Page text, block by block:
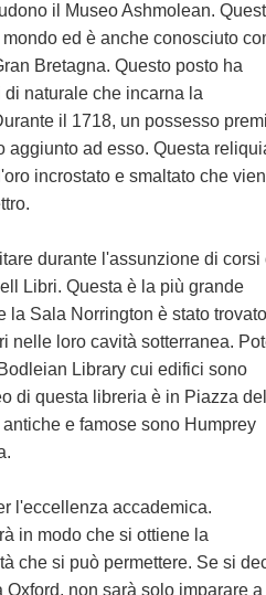
il Museo Ashmolean.
ed è anche conosciuto
Bretagna. Questo posto ha
naturale che incarna la
il 1718, un possesso
aggiunto ad esso. Questa
incrostato e smaltato che
durante l'assunzione di corsi
Libri. Questa è la più grande
la Sala Norrington è stato
nelle loro cavità sotterranea.
Library cui edifici sono
di questa libreria è in Piazza
e famose sono Humprey
l'eccellenza accademica.
in modo che si ottiene la
che si può permettere. Se si
non sarà solo imparare a